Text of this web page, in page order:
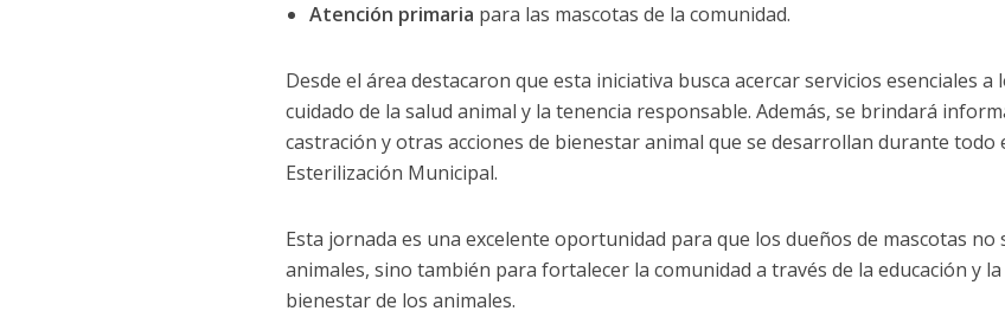
Atención primaria para las mascotas de la comunidad.
Desde el área destacaron que esta iniciativa busca acercar servicios esenciales
cuidado de la salud animal y la tenencia responsable. Además, se brindará
castración y otras acciones de bienestar animal que se desarrollan durante todo
Esterilización Municipal.
Esta jornada es una excelente oportunidad para que los dueños de mascotas no
animales, sino también para fortalecer la comunidad a través de la educación y
bienestar de los animales.